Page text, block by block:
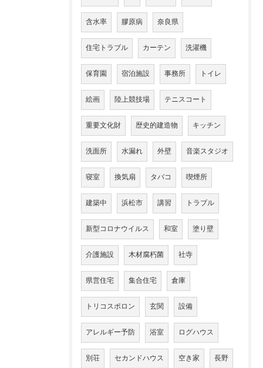
含水率 膠原病 奈良県
住宅トラブル カーテン 洗濯機
保育園 宿泊施設 事務所 トイレ
絵画 陸上競技場 テニスコート
重要文化財 歴史的建造物 キッチン
洗面所 水漏れ 外壁 音楽スタジオ
寝室 換気扇 タバコ 喫煙所
建築中 浜松市 講習 トラブル
新型コロナウイルス 和室 塗り壁
介護施設 木材腐朽菌 社寺
県営住宅 集合住宅 倉庫
トリコスポロン 玄関 設備
アレルギー予防 浴室 ログハウス
別荘 セカンドハウス 空き家 長野